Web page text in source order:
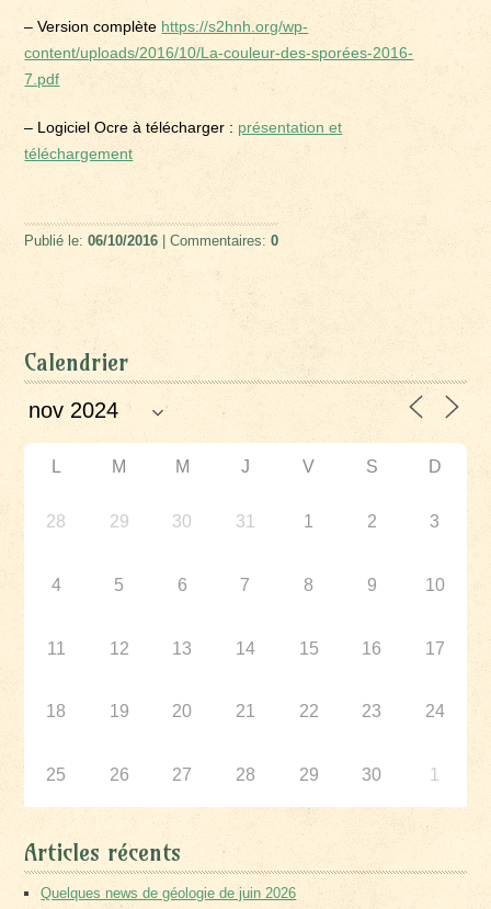
– Version complète https://s2hnh.org/wp-
content/uploads/2016/10/La-couleur-des-sporées-2016-
7.pdf
– Logiciel Ocre à télécharger : présentation et
téléchargement
Publié le:06/10/2016 | Commentaires:0
Calendrier
L M M J V S D
28 29 30 31 1 2 3
4 5 6 7 8 9 10
11 12 13 14 15 16 17
18 19 20 21 22 23 24
25 26 27 28 29 30 1
Articles récents
Quelques news de géologie de juin 2026